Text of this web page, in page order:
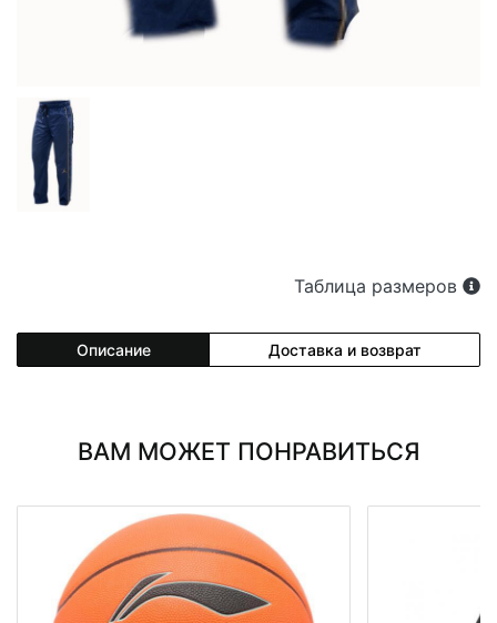
Таблица размеров
Описание Доставка и возврат
ВАМ МОЖЕТ ПОНРАВИТЬСЯ